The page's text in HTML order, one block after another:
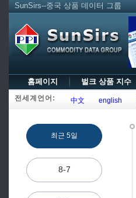
SunSirs--중국 상품 데이터 그룹
홈페이지 벌크 상품 지수
전세계언어: 中文 english
최근 5일
8-7